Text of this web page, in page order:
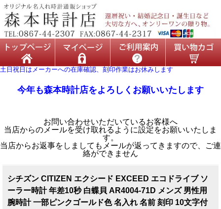
土日祝日はメーカーへの在庫確認、刻印作業はお休みします
今年も森本時計店をよろしくお願いいたします
お問い合わせいただいているお客様へ
当店からのメールを受け取れるように設定をお願いいたしま
す。
当店からお返事をしましてもメールが返ってきますので、ご連
絡ができません
シチズン CITIZEN エクシード EXCEED エコドライブ ソ
ーラー時計 年差10秒 白蝶貝 AR4004-71D メンズ 男性用
腕時計 一部ピンクゴールド色 名入れ 名前 刻印 10文字付